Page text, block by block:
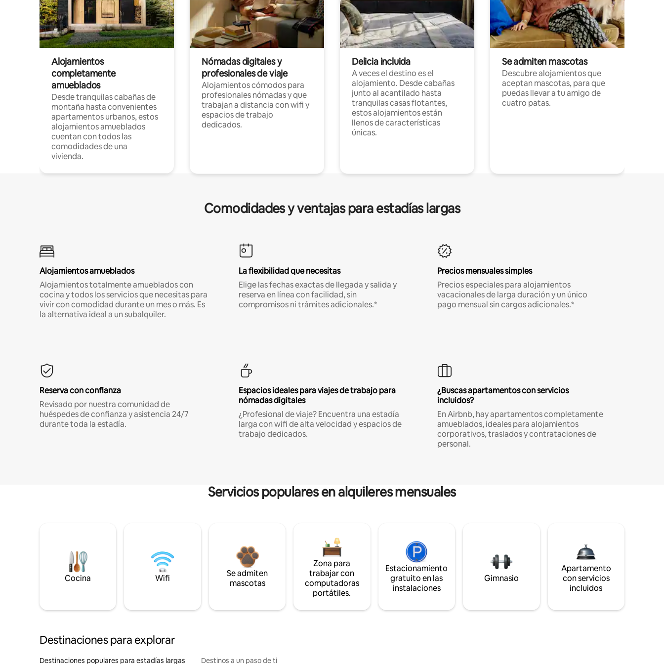
Alojamientos
completamente
amueblados
Desde tranquilas cabañas de
montaña hasta convenientes
apartamentos urbanos, estos
alojamientos amueblados
cuentan con todos las
comodidades de una
vivienda.
Nómadas digitales y
profesionales de viaje
Alojamientos cómodos para
profesionales nómadas y que
trabajan a distancia con wifi y
espacios de trabajo
dedicados.
Delicia incluida
A veces el destino es el
alojamiento. Desde cabañas
junto al acantilado hasta
tranquilas casas flotantes,
estos alojamientos están
llenos de características
únicas.
Se admiten mascotas
Descubre alojamientos que
aceptan mascotas, para que
puedas llevar a tu amigo de
cuatro patas.
Comodidades y ventajas para estadías largas
Alojamientos amueblados
Alojamientos totalmente amueblados con
cocina y todos los servicios que necesitas para
vivir con comodidad durante un mes o más. Es
la alternativa ideal a un subalquiler.
La flexibilidad que necesitas
Elige las fechas exactas de llegada y salida y
reserva en línea con facilidad, sin
compromisos ni trámites adicionales.*
Precios mensuales simples
Precios especiales para alojamientos
vacacionales de larga duración y un único
pago mensual sin cargos adicionales.*
Reserva con confianza
Revisado por nuestra comunidad de
huéspedes de confianza y asistencia 24/7
durante toda la estadía.
Espacios ideales para viajes de trabajo para
nómadas digitales
¿Profesional de viaje? Encuentra una estadía
larga con wifi de alta velocidad y espacios de
trabajo dedicados.
¿Buscas apartamentos con servicios
incluidos?
En Airbnb, hay apartamentos completamente
amueblados, ideales para alojamientos
corporativos, traslados y contrataciones de
personal.
Servicios populares en alquileres mensuales
Cocina Wifi
Se admiten
mascotas
Zona para
trabajar con
computadoras
portátiles.
Estacionamiento
gratuito en las
instalaciones
Gimnasio
Apartamento
con servicios
incluidos
Destinaciones para explorar
Destinaciones populares para estadías largas Destinos a un paso de ti